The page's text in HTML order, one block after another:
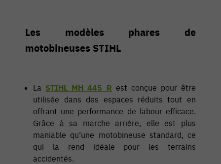
Les modèles phares de
motobineuses STIHL
La STIHL MH 445 R est conçue pour être
utilisée dans des espaces réduits tout en
offrant une performance de labour efficace.
Grâce à sa marche arrière, elle est plus
maniable qu’une motobineuse standard, ce
qui la rend idéale pour les terrains
accidentés.